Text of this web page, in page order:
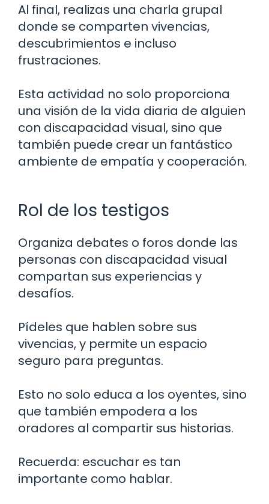
Al final, realizas una charla grupal
donde se comparten vivencias,
descubrimientos e incluso
frustraciones.
Esta actividad no solo proporciona
una visión de la vida diaria de alguien
con discapacidad visual, sino que
también puede crear un fantástico
ambiente de empatía y cooperación.
Rol de los testigos
Organiza debates o foros donde las
personas con discapacidad visual
compartan sus experiencias y
desafíos.
Pídeles que hablen sobre sus
vivencias, y permite un espacio
seguro para preguntas.
Esto no solo educa a los oyentes, sino
que también empodera a los
oradores al compartir sus historias.
Recuerda: escuchar es tan
importante como hablar.